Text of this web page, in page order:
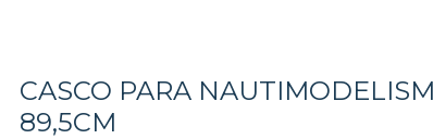
CASCO PARA
89,5CM